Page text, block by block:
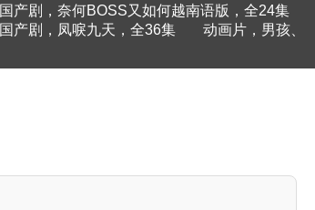
国产剧，奈何BOSS又如何越南语版，全24集
国产剧，凤唳九天，全36集
动画片，男孩、